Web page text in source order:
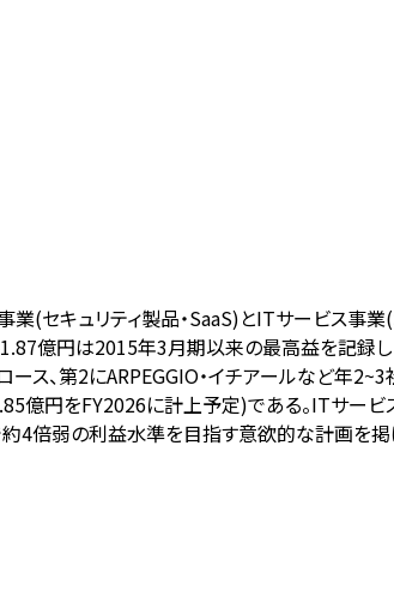
業(セキュリティ製品・SaaS)とITサービス
億円は2015年3月期以来の最高益を記録
ス、第2にARPEGGIO・イチアールなど年
億円をFY2026に計上予定)である。ITサー
4倍弱の利益水準を目指す意欲的な計画を